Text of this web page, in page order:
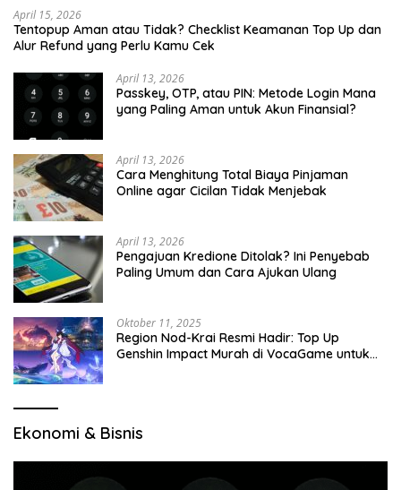
April 15, 2026
Tentopup Aman atau Tidak? Checklist Keamanan Top Up dan
Alur Refund yang Perlu Kamu Cek
April 13, 2026
Passkey, OTP, atau PIN: Metode Login Mana
yang Paling Aman untuk Akun Finansial?
April 13, 2026
Cara Menghitung Total Biaya Pinjaman
Online agar Cicilan Tidak Menjebak
April 13, 2026
Pengajuan Kredione Ditolak? Ini Penyebab
Paling Umum dan Cara Ajukan Ulang
Oktober 11, 2025
Region Nod-Krai Resmi Hadir: Top Up
Genshin Impact Murah di VocaGame untuk
Ekonomi & Bisnis